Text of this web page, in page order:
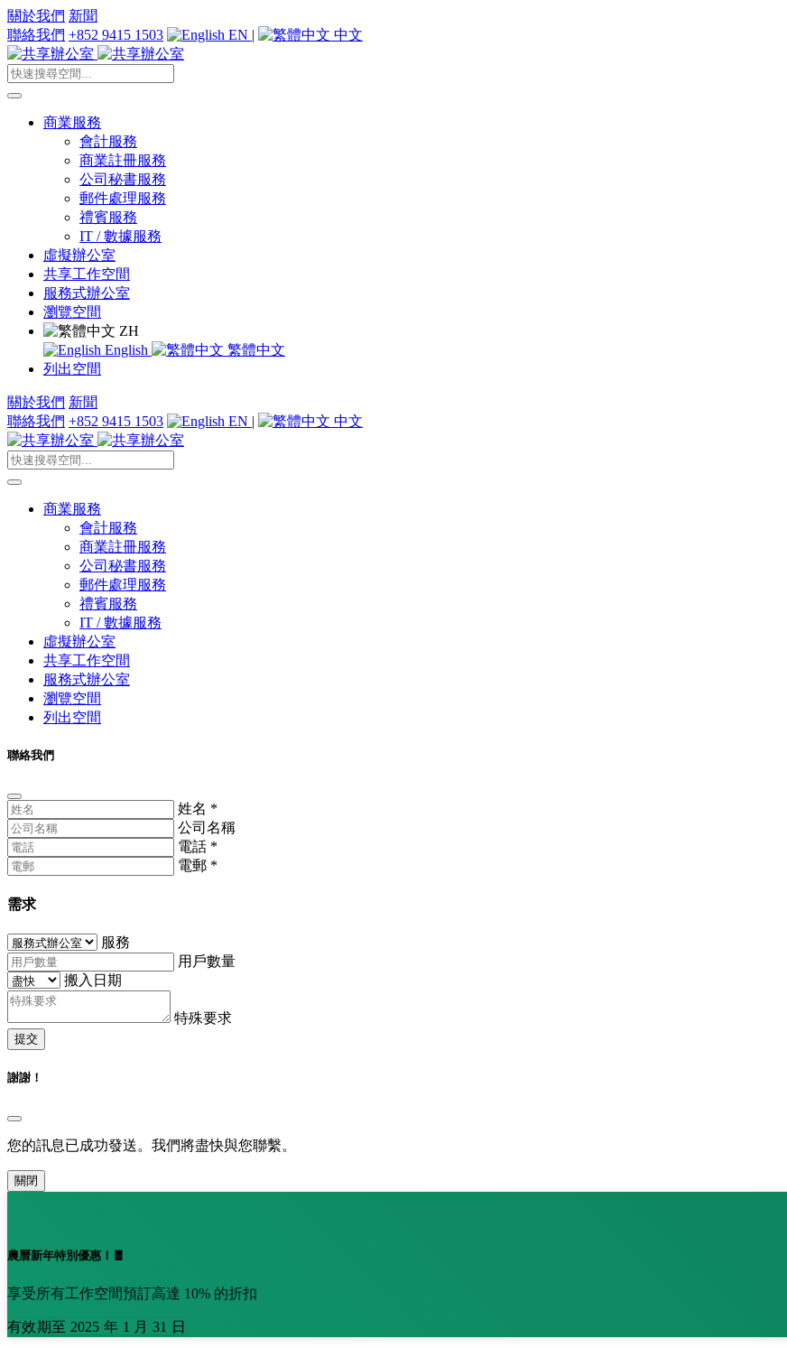
關於我們 新聞
聯絡我們 +852 9415 1503 EN | 中文
商業服務
會計服務
商業註冊服務
公司秘書服務
郵件處理服務
禮賓服務
IT / 數據服務
虛擬辦公室
共享工作空間
服務式辦公室
瀏覽空間
ZH
English
繁體中文
列出空間
關於我們 新聞
聯絡我們 +852 9415 1503 EN | 中文
商業服務
會計服務
商業註冊服務
公司秘書服務
郵件處理服務
禮賓服務
IT / 數據服務
虛擬辦公室
共享工作空間
服務式辦公室
瀏覽空間
列出空間
聯絡我們
姓名 *
公司名稱
電話 *
電郵 *
需求
服務
用戶數量
搬入日期
特殊要求
提交
謝謝！
您的訊息已成功發送。我們將盡快與您聯繫。
關閉
農曆新年特別優惠！🧧
享受所有工作空間預訂高達 10% 的折扣
有效期至 2025 年 1 月 31 日